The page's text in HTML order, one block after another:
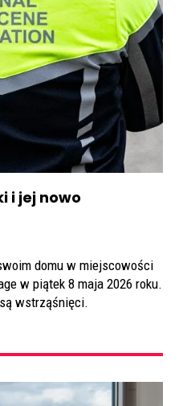
i jej nowo
domu w miejscowości
w piątek 8 maja 2026 roku.
wstrząśnięci.